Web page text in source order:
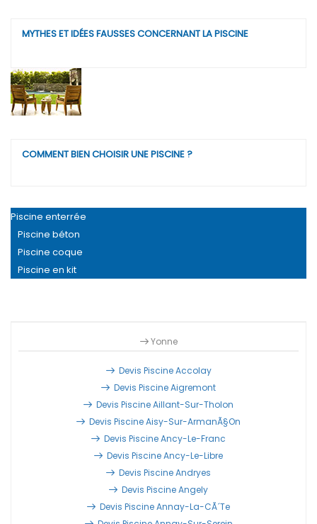
MYTHES ET IDÉES FAUSSES CONCERNANT LA PISCINE
COMMENT BIEN CHOISIR UNE PISCINE ?
Piscine enterrée
Piscine béton
Piscine coque
Piscine en kit
Yonne
Devis Piscine Accolay
Devis Piscine Aigremont
Devis Piscine Aillant-Sur-Tholon
Devis Piscine Aisy-Sur-ArmanÃ§on
Devis Piscine Ancy-Le-Franc
Devis Piscine Ancy-Le-Libre
Devis Piscine Andryes
Devis Piscine Angely
Devis Piscine Annay-La-CÃ´te